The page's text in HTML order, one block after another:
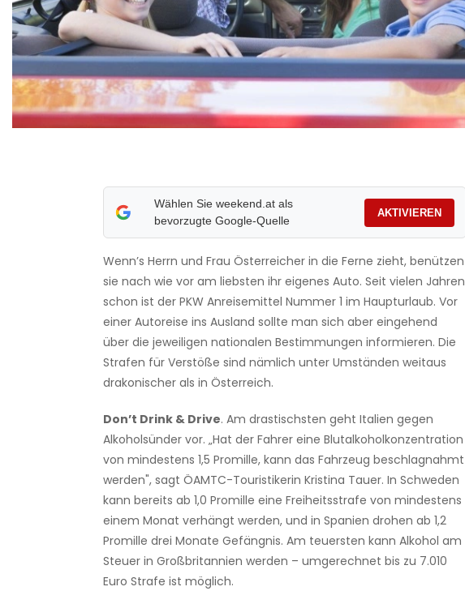
Wählen Sie weekend.at als
bevorzugte Google-Quelle
AKTIVIEREN
Wenn’s Herrn und Frau Österreicher in die Ferne zieht, benützen
sie nach wie vor am liebsten ihr eigenes Auto. Seit vielen Jahren
schon ist der PKW Anreisemittel Nummer 1 im Haupturlaub. Vor
einer Autoreise ins Ausland sollte man sich aber eingehend
über die jeweiligen nationalen Bestimmungen informieren. Die
Strafen für Verstöße sind nämlich unter Umständen weitaus
drakonischer als in Österreich.
Don’t Drink & Drive. Am drastischsten geht Italien gegen
Alkoholsünder vor. „Hat der Fahrer eine Blutalkoholkonzentration
von mindestens 1,5 Promille, kann das Fahrzeug beschlagnahmt
werden", sagt ÖAMTC-Touristikerin Kristina Tauer. In Schweden
kann bereits ab 1,0 Promille eine Freiheitsstrafe von mindestens
einem Monat verhängt werden, und in Spanien drohen ab 1,2
Promille drei Monate Gefängnis. Am teuersten kann Alkohol am
Steuer in Großbritannien werden – umgerechnet bis zu 7.010
Euro Strafe ist möglich.